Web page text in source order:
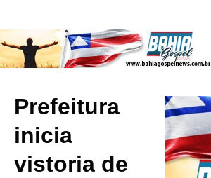
Prefeitura
inicia
vistoria de